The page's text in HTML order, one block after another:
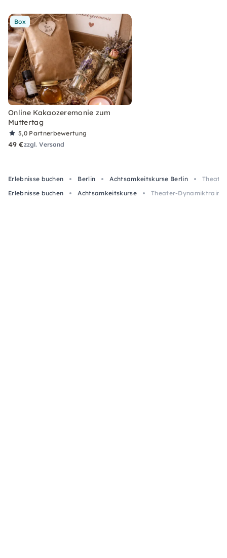
Box
Online Kakaozeremonie zum
Muttertag
5,0 Partnerbewertung
49 €zzgl. Versand
Erlebnisse buchen Berlin Achtsamkeitskurse Berlin
Erlebnisse buchen
Achtsamkeitskurse Theater-